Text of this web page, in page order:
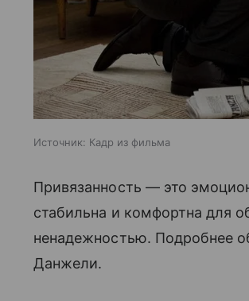
Источник: Кадр из фильма
Привязанность — это
стабильна и комфортна для
ненадежностью. Подробнее
Данжели.